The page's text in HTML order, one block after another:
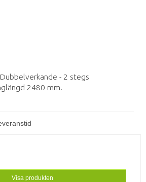
- 2 stegs
2480 mm.
Visa produkten